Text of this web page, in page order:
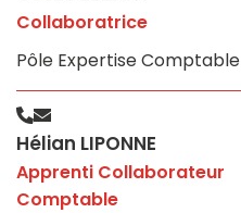
Collaboratrice
Pôle Expertise Comptable
Hélian LIPONNE
Apprenti Collaborateur
Comptable